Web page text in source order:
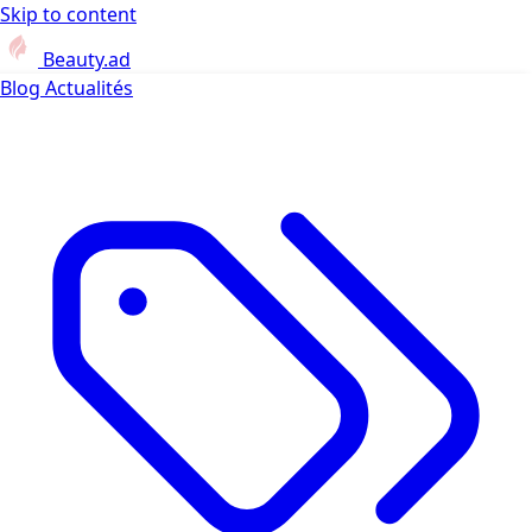
Skip to content
Beauty.ad
Blog Actualités